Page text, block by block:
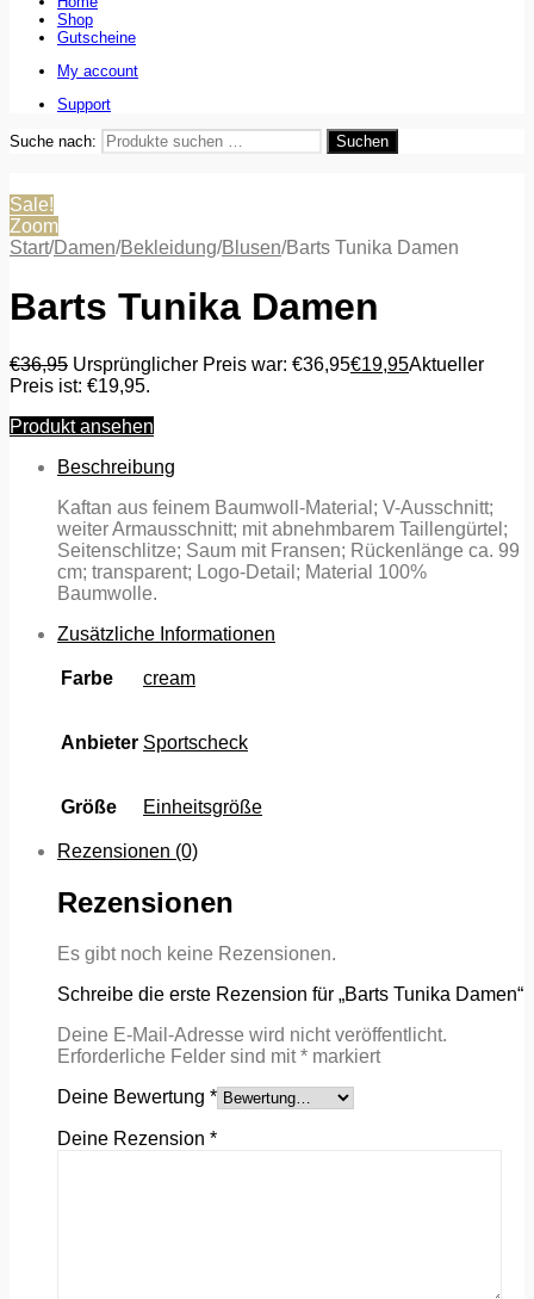
Shop
Gutscheine
My account
Support
Suche nach: Suchen
Sale!
Zoom
Start/Damen/Bekleidung/Blusen/Barts Tunika Damen
Barts Tunika Damen
€36,95 Ursprünglicher Preis war: €36,95€19,95Aktueller
Preis ist: €19,95.
Produkt ansehen
Beschreibung
Kaftan aus feinem Baumwoll-Material; V-Ausschnitt;
weiter Armausschnitt; mit abnehmbarem Taillengürtel;
Seitenschlitze; Saum mit Fransen; Rückenlänge ca. 99
cm; transparent; Logo-Detail; Material 100%
Baumwolle.
Zusätzliche Informationen
Farbe cream
Anbieter Sportscheck
Größe Einheitsgröße
Rezensionen (0)
Rezensionen
Es gibt noch keine Rezensionen.
Schreibe die erste Rezension für „Barts Tunika Damen“
Deine E-Mail-Adresse wird nicht veröffentlicht.
Erforderliche Felder sind mit* markiert
Deine Bewertung *
Deine Rezension *